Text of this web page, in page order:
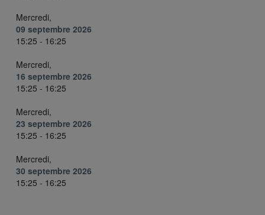
Mercredi,
09 septembre 2026
15:25 - 16:25
Mercredi,
16 septembre 2026
15:25 - 16:25
Mercredi,
23 septembre 2026
15:25 - 16:25
Mercredi,
30 septembre 2026
15:25 - 16:25